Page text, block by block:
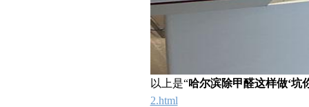
以上是“哈尔滨除甲醛这样做‘坑
2.html